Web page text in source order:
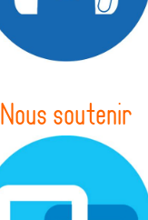
Nous soutenir